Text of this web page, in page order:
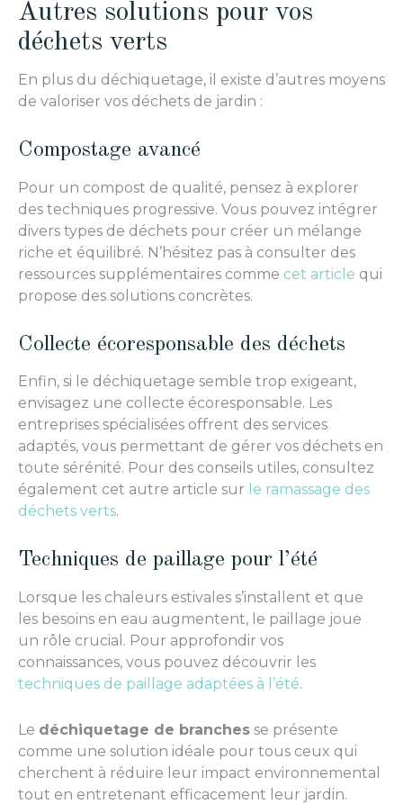
Autres solutions pour vos
déchets verts
En plus du déchiquetage, il existe d’autres moyens
de valoriser vos déchets de jardin :
Compostage avancé
Pour un compost de qualité, pensez à explorer
des techniques progressive. Vous pouvez intégrer
divers types de déchets pour créer un mélange
riche et équilibré. N’hésitez pas à consulter des
ressources supplémentaires comme cet article qui
propose des solutions concrètes.
Collecte écoresponsable des déchets
Enfin, si le déchiquetage semble trop exigeant,
envisagez une collecte écoresponsable. Les
entreprises spécialisées offrent des services
adaptés, vous permettant de gérer vos déchets en
toute sérénité. Pour des conseils utiles, consultez
également cet autre article sur le ramassage des
déchets verts.
Techniques de paillage pour l’été
Lorsque les chaleurs estivales s’installent et que
les besoins en eau augmentent, le paillage joue
un rôle crucial. Pour approfondir vos
connaissances, vous pouvez découvrir les
techniques de paillage adaptées à l’été.
Le déchiquetage de branches se présente
comme une solution idéale pour tous ceux qui
cherchent à réduire leur impact environnemental
tout en entretenant efficacement leur jardin.